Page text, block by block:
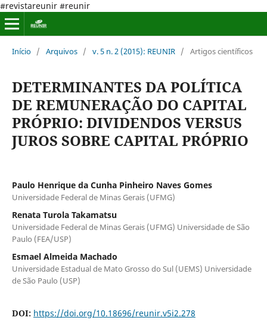
#revistareunir #reunir
Início / Arquivos / v. 5 n. 2 (2015): REUNIR / Artigos científicos
DETERMINANTES DA POLÍTICA
DE REMUNERAÇÃO DO CAPITAL
PRÓPRIO: DIVIDENDOS VERSUS
JUROS SOBRE CAPITAL PRÓPRIO
Paulo Henrique da Cunha Pinheiro Naves Gomes
Universidade Federal de Minas Gerais (UFMG)
Renata Turola Takamatsu
Universidade Federal de Minas Gerais (UFMG) Universidade de São
Paulo (FEA/USP)
Esmael Almeida Machado
Universidade Estadual de Mato Grosso do Sul (UEMS) Universidade
de São Paulo (USP)
DOI: https://doi.org/10.18696/reunir.v5i2.278